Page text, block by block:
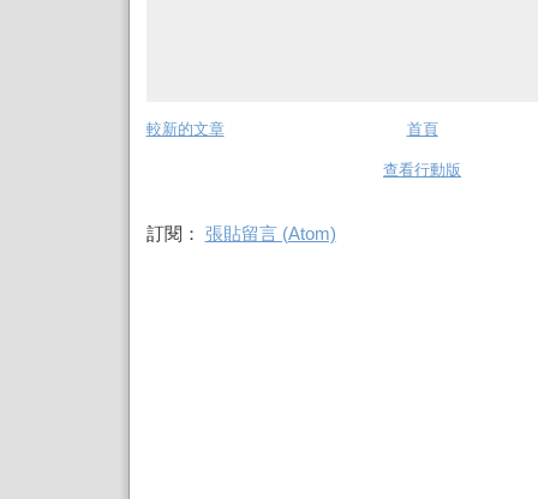
較新的文章 首頁
查看行動版
訂閱： 張貼留言 (Atom)